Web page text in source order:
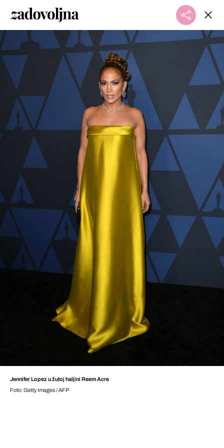
Jennifer Lopez u žutoj haljini Reem Acre
Foto: Getty Images / AFP